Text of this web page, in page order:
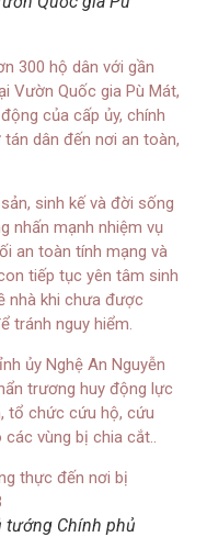
300 hộ dân với gần
Vườn Quốc gia Pù Mát,
của cấp ủy, chính
dân đến nơi an toàn,
sinh kế và đời sống
nhấn mạnh nhiệm vụ
an toàn tính mạng và
tiếp tục yên tâm sinh
nhà khi chưa được
tránh nguy hiểm.
ủy Nghệ An Nguyễn
trương huy động lực
tổ chức cứu hộ, cứu
vùng bị chia cắt..
tướng Chính phủ